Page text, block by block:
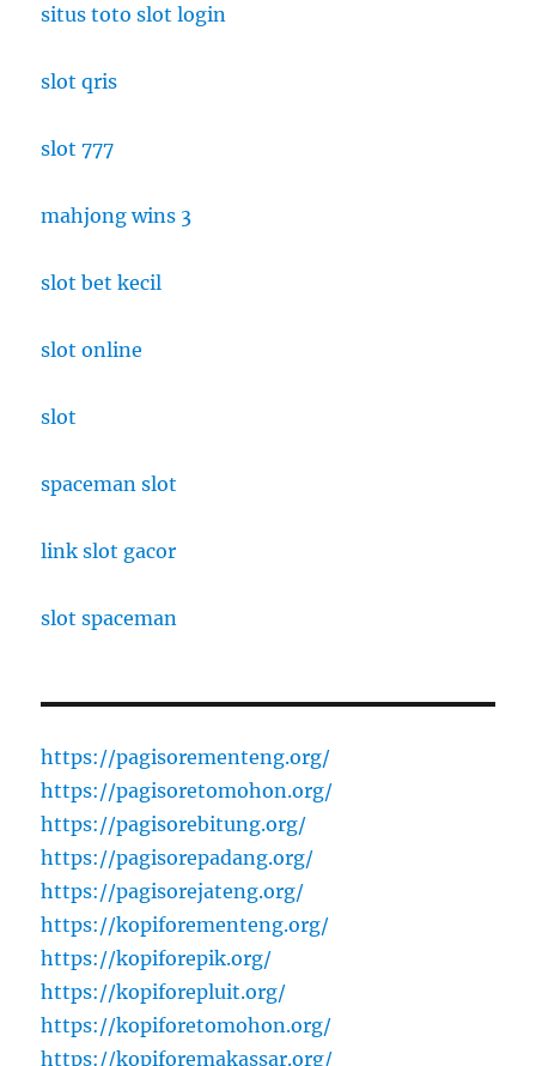
situs toto slot login
slot qris
slot 777
mahjong wins 3
slot bet kecil
slot online
slot
spaceman slot
link slot gacor
slot spaceman
https://pagisorementeng.org/
https://pagisoretomohon.org/
https://pagisorebitung.org/
https://pagisorepadang.org/
https://pagisorejateng.org/
https://kopiforementeng.org/
https://kopiforepik.org/
https://kopiforepluit.org/
https://kopiforetomohon.org/
https://kopiforemakassar.org/